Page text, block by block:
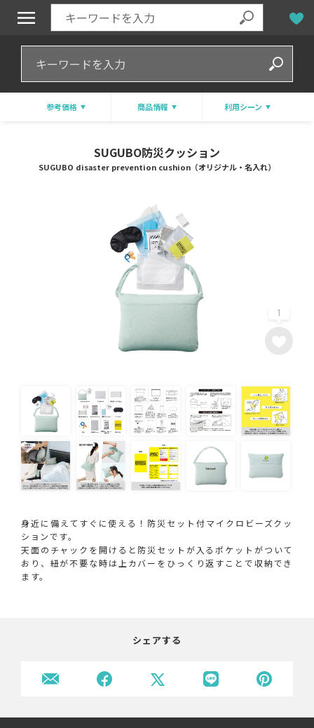
参考価格 商品情報 利用シーン
SUGUBO防災クッション
SUGUBO disaster prevention cushion（オリジナル・名入れ）
1
身近に備えてすぐに使える！防災セット付マイクロビーズクッ
ションです。
天面のチャックを開けると防災セットが入るポケットがついて
おり、紐が不要な時は上カバーをひっくり返すことで収納でき
ます。
シェアする